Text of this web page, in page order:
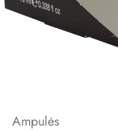
Ampulės